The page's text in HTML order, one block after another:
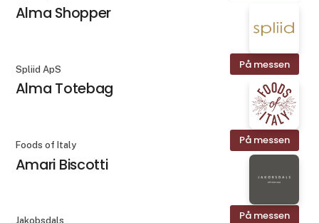
Alma Shopper
På messen
Spliid ApS
Alma Totebag
På messen
Foods of Italy
Amari Biscotti
På messen
Jakobsdals